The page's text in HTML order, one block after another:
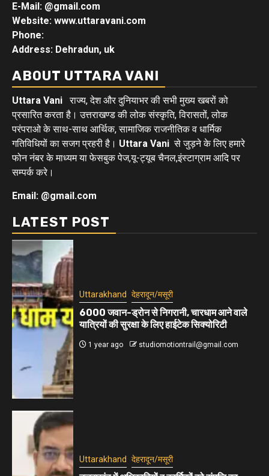
E-Mail: @gmail.com
Website: www.uttaravani.com
Phone:
Address: Dehradun, uk
ABOUT UTTARA VANI
Uttara Vani राज्य, देश और दुनियाभर की सभी मुख्य खबरों को
प्रसारित करता है। उत्तराखण्ड की लोक संस्कृति, विरासतों, लोक
परंपराओ के साथ-साथ आर्थिक, सामाजिक राजनीतिक व धार्मिक
गतिविधियों का सजग प्रहरी है। Uttara Vani से जुड़ने के लिए हमारे
फोन नंबर के माध्यम या फेसबुक पेज,यू-ट्यूब चैनल,इंस्टाग्राम आदि पर
सम्पर्क करे।
Email: @gmail.com
LATEST POST
Uttarakhand देहरादून/मसूरी
6000 जवान-ड्रोन से निगरानी, चारधाम आने वाले
यात्रियों की सुरक्षा के लिए हाईटेक सिक्योरिटी
1 year ago studiomotiontrail@gmail.com
Uttarakhand देहरादून/मसूरी